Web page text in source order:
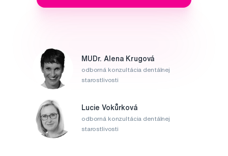
MUDr. Alena Krugová
odborná konzultácia dentálnej
starostlivosti
Lucie Vokůrková
odborná konzultácia dentálnej
starostlivosti